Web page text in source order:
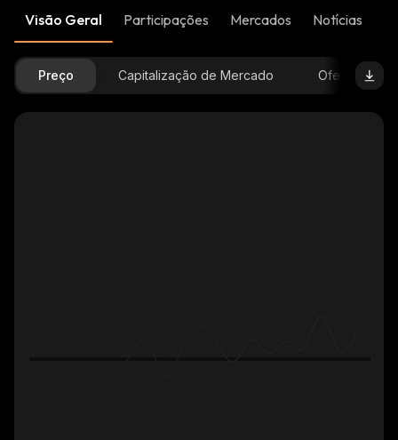
Visão Geral Participações Mercados Notícias
Preço Capitalização de Mercado Oferta